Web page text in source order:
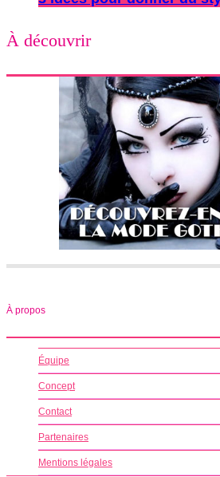
À découvrir
À propos
Équipe
Concept
Contact
Partenaires
Mentions légales